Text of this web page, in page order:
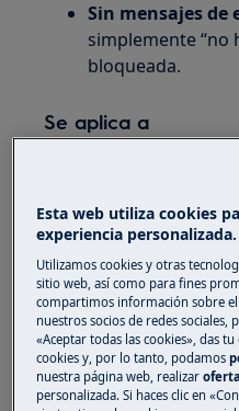
Sin mensajes de
simplemente “no
bloqueada.
Se aplica a
Solución
¿Qué debo hacer si la
marcha después de
Después de limpiar el
máquina puede emitir
comenzar a lavar por
Esta web utiliza cookies
experiencia personalizada.
Utilizamos cookies y otras
sitio web, así como para fines
compartimos información sobre
nuestros socios de redes sociales,
«Aceptar todas las cookies», das
cookies y, por lo tanto, podamos
nuestra página web, realizar
personalizada. Si haces clic en